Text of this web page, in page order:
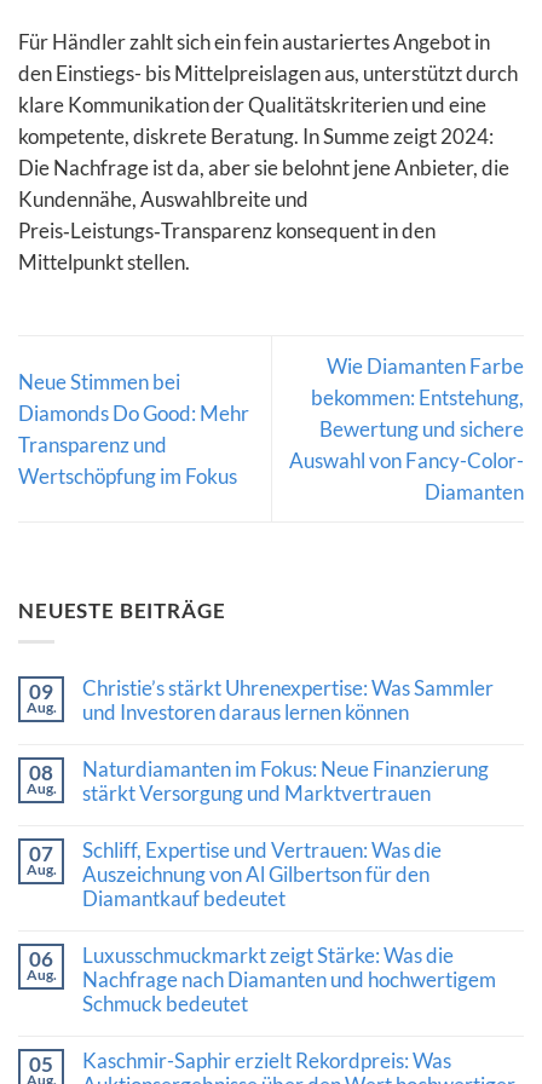
Für Händler zahlt sich ein fein austariertes Angebot in
den Einstiegs- bis Mittelpreislagen aus, unterstützt durch
klare Kommunikation der Qualitätskriterien und eine
kompetente, diskrete Beratung. In Summe zeigt 2024:
Die Nachfrage ist da, aber sie belohnt jene Anbieter, die
Kundennähe, Auswahlbreite und
Preis‑Leistungs‑Transparenz konsequent in den
Mittelpunkt stellen.
Neue Stimmen bei
Diamonds Do Good: Mehr
Transparenz und
Wertschöpfung im Fokus
Wie Diamanten Farbe
bekommen: Entstehung,
Bewertung und sichere
Auswahl von Fancy-Color-
Diamanten
NEUESTE BEITRÄGE
09
Aug.
Christie’s stärkt Uhrenexpertise: Was Sammler
und Investoren daraus lernen können
zu
Christie’s
stärkt
Was
Sammler
und
Investoren
daraus
08
Aug.
Naturdiamanten im Fokus: Neue Finanzierung
stärkt Versorgung und Marktvertrauen
zu
Naturdiamanten
im
Fokus:
stärkt
Versorgung
und
Marktvertrauen
07
Aug.
Schliff, Expertise und Vertrauen: Was die
Auszeichnung von Al Gilbertson für den
Diamantkauf bedeutet
zu
Schliff,
Expertise
und
die
Auszeichnung
06
Aug.
Luxusschmuckmarkt zeigt Stärke: Was die
Nachfrage nach Diamanten und hochwertigem
Schmuck bedeutet
zu
Luxusschmuckmarkt
05
Aug.
Kaschmir-Saphir erzielt Rekordpreis: Was